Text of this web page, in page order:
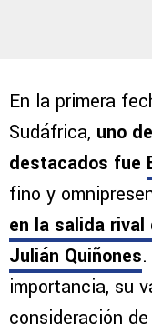
En la primera
Sudáfrica, uno
destacados fue
fino y
en la salida
Julián Quiñones
importancia, su
consideración